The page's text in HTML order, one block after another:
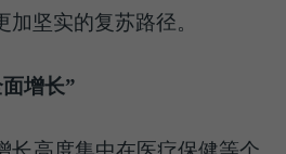
坚实的复苏路径。
增长”